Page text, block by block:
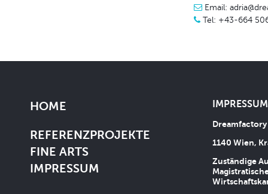
Email:
Tel: +43-664
HOME
REFERENZPROJEKTE
FINE ARTS
IMPRESSUM
1140 Wien,
Zuständige